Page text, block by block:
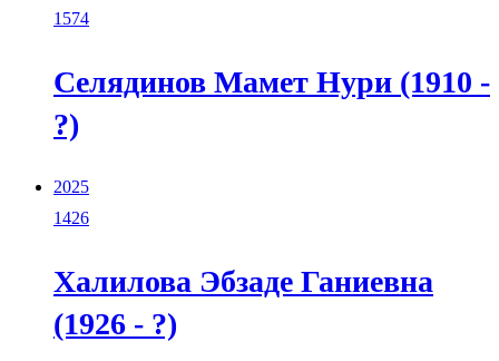
1574
Селядинов Мамет Нури (1910 -
?)
2025
1426
Халилова Эбзаде Ганиевна
(1926 - ?)